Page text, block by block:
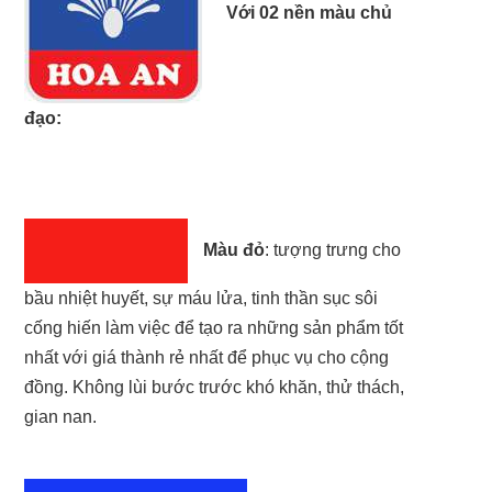
Với 02 nền màu chủ
đạo:
Màu đỏ: tượng trưng cho
bầu nhiệt huyết, sự máu lửa, tinh thần sục sôi
cống hiến làm việc để tạo ra những sản phẩm tốt
nhất với giá thành rẻ nhất để phục vụ cho cộng
đồng. Không lùi bước trước khó khăn, thử thách,
gian nan.